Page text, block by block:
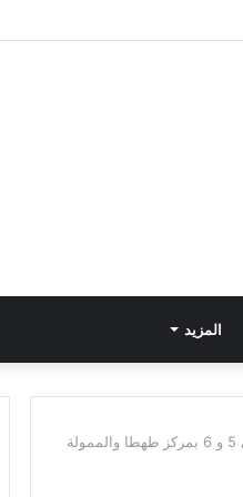
المزيد
رئيس مياه سوهاج يتفقد اعمال تنفيذ مشروعات توسعات محطتى رفع صرف صحى 5 و 6 بمركز طهطا والممولة